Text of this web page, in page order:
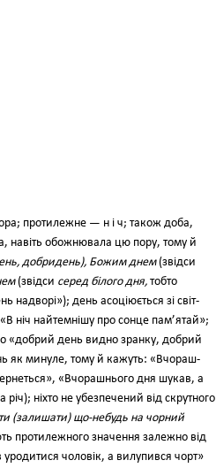
протилежне — н і ч; також доба,
навіть обожнювала цю пору, тому й
добридень), Божим днем(звідси
(звідси серед білого дня, тобто
на­дворі»); день асоціюється зі світ­
ніч найтемнішу про сонце пам’ятай»;
«доб­рий день видно зранку, добрий
як минуле, тому й кажуть: «Вчораш­
«Вчорашнього дня шукав, а
ніхто не убезпечений від скрутного
(зали­шати) що-небудь на чорний
протилеж­ного значення залежно від
чо­ловік, а вилупився чорт»